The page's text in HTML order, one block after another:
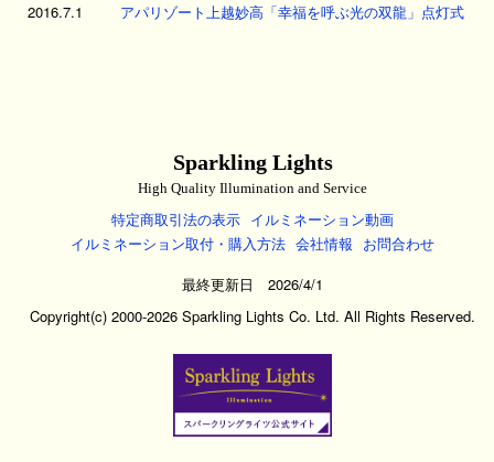
2016.7.1
アパリゾート上越妙高「幸福を呼ぶ光の双龍」点灯式
Sparkling Lights
High Quality Illumination and Service
特定商取引法の表示 イルミネーション動画
イルミネーション取付・購入方法 会社情報 お問合わせ
最終更新日 2026/4/1
Copyright(c) 2000-2026 Sparkling Lights Co. Ltd. All Rights Reserved.